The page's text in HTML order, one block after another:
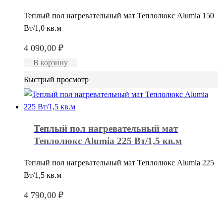
Теплый пол нагревательный мат Теплолюкс Alumia 150
Вт/1,0 кв.м
4 090,00 ₽
В корзину
Быстрый просмотр
Теплый пол нагревательный мат
Теплолюкс Alumia 225 Вт/1,5 кв.м
Теплый пол нагревательный мат Теплолюкс Alumia 225
Вт/1,5 кв.м
4 790,00 ₽